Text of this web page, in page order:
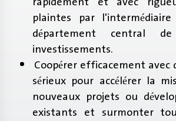
plaintes par
département central
investissements.
Coopérer efficacement avec
sérieux pour accélérer la
nouveaux projets ou
existants et surmonter